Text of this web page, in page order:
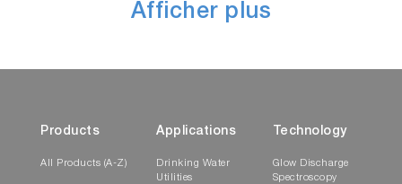
Afficher plus
Products
All Products (A-Z)
Applications
Drinking Water
Utilities
Technology
Glow Discharge
Spectroscopy